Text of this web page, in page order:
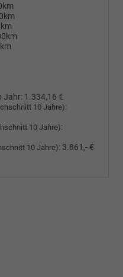
Jahr: 1.334,16 €
10 Jahre):
10 Jahre):
10 Jahre): 3.861,- €